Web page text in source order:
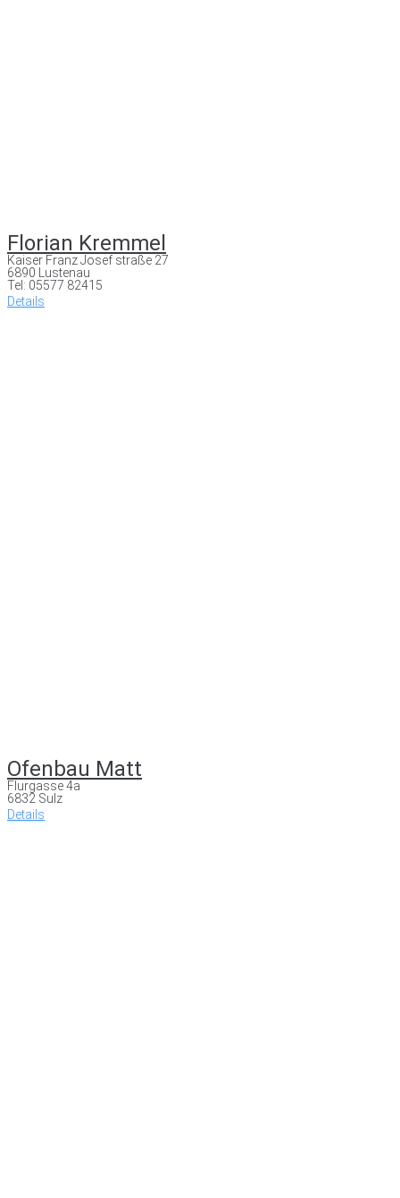
Florian Kremmel
Kaiser Franz Josef straße 27
6890 Lustenau
Tel: 05577 82415
Details
Ofenbau Matt
Flurgasse 4a
6832 Sulz
Details